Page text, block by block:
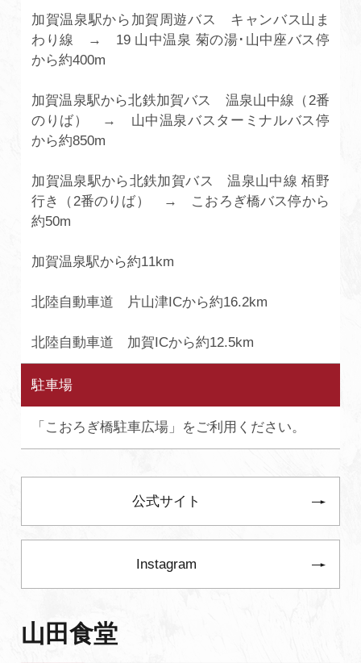
加賀温泉駅から加賀周遊バス キャンバス山ま
わり線 → 19 山中温泉 菊の湯･山中座バス停
から約400m
加賀温泉駅から北鉄加賀バス 温泉山中線（2番
のりば） → 山中温泉バスターミナルバス停
から約850m
加賀温泉駅から北鉄加賀バス 温泉山中線 栢野
行き（2番のりば） → こおろぎ橋バス停から
約50m
加賀温泉駅から約11km
北陸自動車道 片山津ICから約16.2km
北陸自動車道 加賀ICから約12.5km
駐車場
「こおろぎ橋駐車広場」をご利用ください。
公式サイト
Instagram
山田食堂